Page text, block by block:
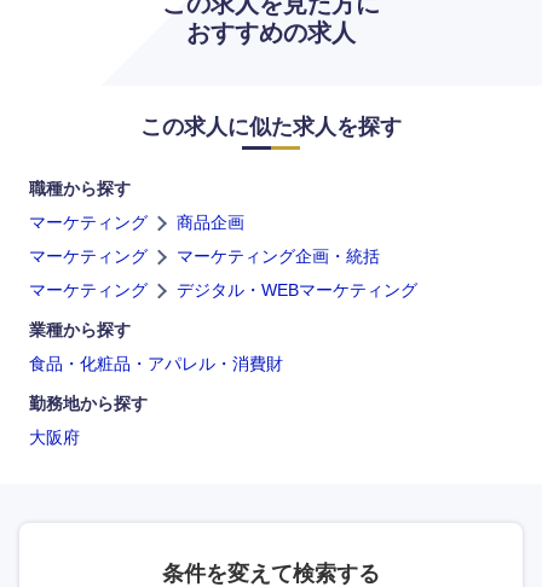
おすすめの求人
この求人に似た求人を探す
職種から探す
マーケティング
商品企画
マーケティング
マーケティング企画・統括
マーケティング
デジタル・WEBマーケティング
業種から探す
食品・化粧品・アパレル・消費財
勤務地から探す
大阪府
条件を変えて検索する
島根県
香川県
高知県